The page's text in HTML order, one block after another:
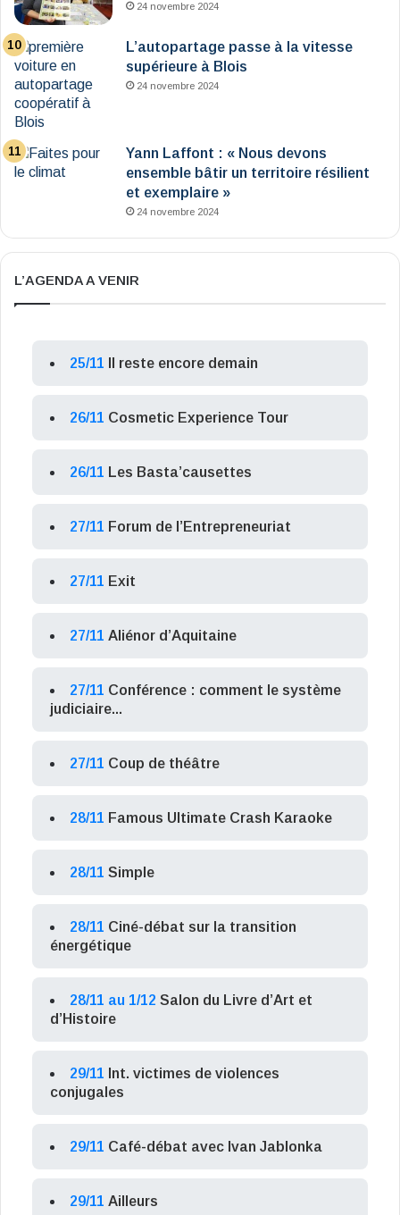
24 novembre 2024
L’autopartage passe à la vitesse
supérieure à Blois
24 novembre 2024
Yann Laffont : « Nous devons
ensemble bâtir un territoire résilient
et exemplaire »
24 novembre 2024
L’AGENDA A VENIR
25/11 Il reste encore demain
26/11 Cosmetic Experience Tour
26/11 Les Basta’causettes
27/11 Forum de l’Entrepreneuriat
27/11 Exit
27/11 Aliénor d’Aquitaine
27/11 Conférence : comment le système
judiciaire...
27/11 Coup de théâtre
28/11 Famous Ultimate Crash Karaoke
28/11 Simple
28/11 Ciné-débat sur la transition
énergétique
28/11 au 1/12 Salon du Livre d’Art et
d’Histoire
29/11 Int. victimes de violences
conjugales
29/11 Café-débat avec Ivan Jablonka
29/11 Ailleurs